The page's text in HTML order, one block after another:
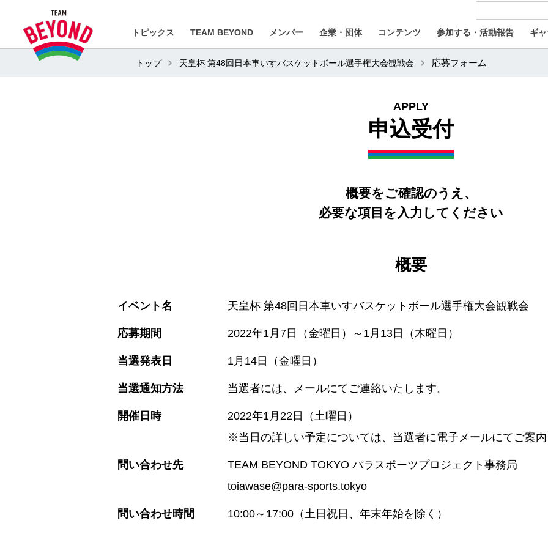
トピックス TEAM BEYOND メンバー 企業・団体 コンテンツ 参加する・活動報告 ギ
トップ 天皇杯 第48回日本車いすバスケットボール選手権大会観戦会 応募フォーム
APPLY
申込受付
概要をご確認のうえ、
必要な項目を入力してください
概要
イベント名 天皇杯 第48回日本車いすバスケットボール選手権大会観戦会
応募期間 2022年1月7日（金曜日）～1月13日（木曜日）
当選発表日 1月14日（金曜日）
当選通知方法 当選者には、メールにてご連絡いたします。
開催日時
2022年1月22日（土曜日）
※当日の詳しい予定については、当選者に電子メールにてご案
問い合わせ先
TEAM BEYOND TOKYO パラスポーツプロジェクト事務局
toiawase@para-sports.tokyo
問い合わせ時間 10:00～17:00（土日祝日、年末年始を除く）